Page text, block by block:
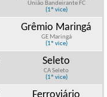
União Bandeirante FC
(1º vice)
Grêmio Maringá
GE Maringá
(1º vice)
Seleto
CA Seleto
(1º vice)